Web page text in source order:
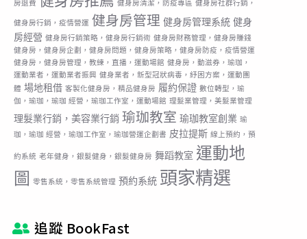
房退費 健身房清潔，防疫專區 健身房社群行銷，
健身房行銷，疫情營運 健身房管理 健身房管理系統 健身
房經營 健身房行銷策略，健身房行銷術 健身房財務管理，健身房賺錢
健身房，健身房企劃，健身房問題，健身房策略，健身房防疫，疫情營運
健身房，健身房管理，教練，直播，運動場館 健身房，動滋券，瑜珈，
運動業者，運動業者振興 健身業者，新型冠狀病毒，紓困方案，運動團
體 場地租借 客製化健身房，精品健身房 履約保證 數位轉型，瑜
伽，瑜珈，瑜珈 經營，瑜珈工作室，運動場館 理髮業管理，美髮業管理
理髮業行銷，美容業行銷 瑜珈教室 瑜珈教室創業 瑜
珈，瑜珈 經營，瑜珈工作室，瑜珈營運企劃書 皮拉提斯 線上預約，預
約系統 老年健身，銀髮健身，銀髮健身房 舞蹈教室 運動地
圖
零售系統，零售系統管理 預約系統 頭家精選
追蹤 BookFast